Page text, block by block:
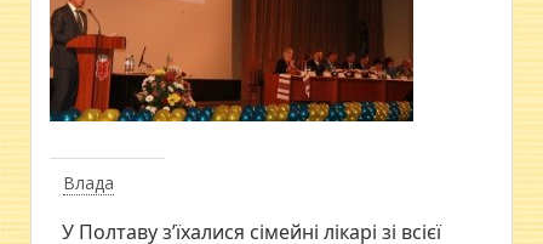
Влада
У Полтаву з’їхалися сімейні лікарі зі всієї